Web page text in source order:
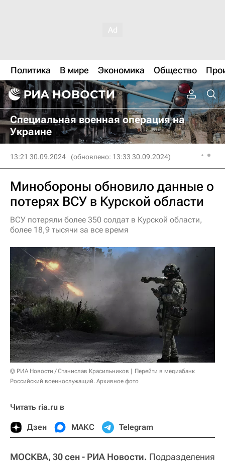
Политика В мире Экономика Общество
Специальная военная операция на
Украине
13:21 30.09.2024 (обновлено: 13:33 30.09.2024)
Минобороны обновило данные о
потерях ВСУ в Курской области
ВСУ потеряли более 350 солдат в Курской области,
более 18,9 тысячи за все время
© РИА Новости / Станислав Красильников
Перейти в медиабанк
Российский военнослужащий. Архивное фото
Читать ria.ru в
Дзен МАКС Telegram
МОСКВА, 30 сен - РИА Новости. Подразделения